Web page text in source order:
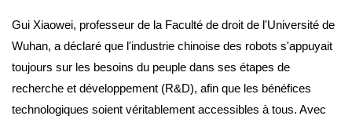
Gui Xiaowei, professeur de la Faculté de droit de l'Université de
Wuhan, a déclaré que l'industrie chinoise des robots s'appuyait
toujours sur les besoins du peuple dans ses étapes de
recherche et développement (R&D), afin que les bénéfices
technologiques soient véritablement accessibles à tous. Avec